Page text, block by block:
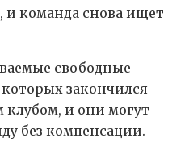
и команда снова ищет
свободные
закончился
и они могут
без компенсации.